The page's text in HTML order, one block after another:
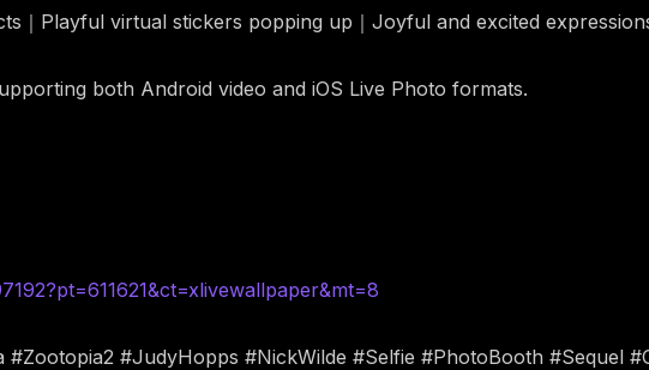
Playful virtual stickers popping up｜Joyful and excited
both Android video and iOS Live Photo formats.
#JudyHopps #NickWilde #Selfie #PhotoBooth #Sequel